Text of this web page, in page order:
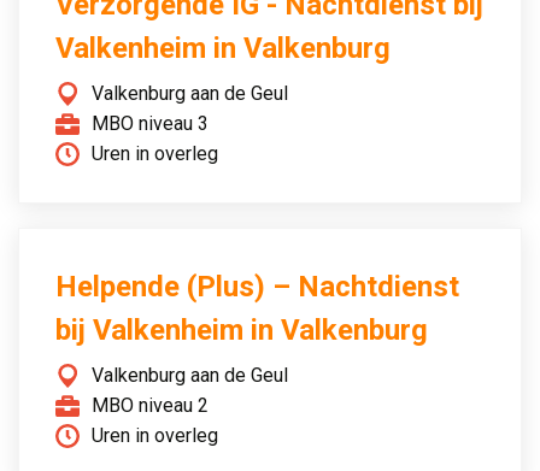
Valkenheim in Valkenburg
Valkenburg aan de Geul
MBO niveau 3
Uren in overleg
Helpende (Plus) – Nachtdienst
bij Valkenheim in Valkenburg
Valkenburg aan de Geul
MBO niveau 2
Uren in overleg